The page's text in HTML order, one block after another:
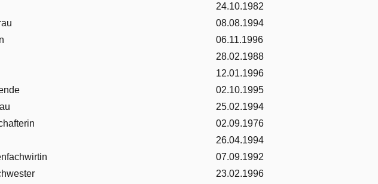
24.10.1982
08.08.1994
06.11.1996
28.02.1988
12.01.1996
02.10.1995
25.02.1994
02.09.1976
26.04.1994
07.09.1992
23.02.1996